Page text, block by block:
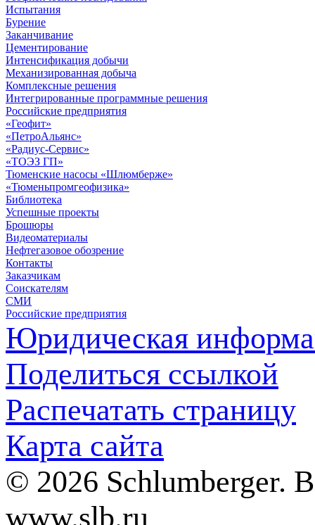
Испытания
Бурение
Заканчивание
Цементирование
Интенсификация добычи
Механизированная добыча
Комплексные решения
Интегрированные программные решения
Российские предприятия
«Геофит»
«ПетроАльянс»
«Радиус-Сервис»
«ТОЭЗ ГП»
Тюменские насосы «Шлюмберже»
«Тюменьпромгеофизика»
Библиотека
Успешные проекты
Брошюры
Видеоматериалы
Нефтегазовое обозрение
Контакты
Заказчикам
Соискателям
СМИ
Российские предприятия
Юридическая
Поделиться ссылкой
Распечатать страницу
Карта сайта
© 2026 Schlumberger.
www.slb.ru